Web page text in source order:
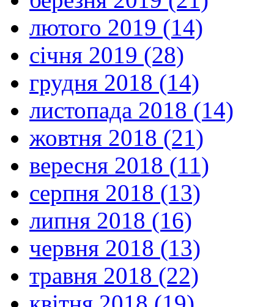
лютого 2019 (14)
січня 2019 (28)
грудня 2018 (14)
листопада 2018 (14)
жовтня 2018 (21)
вересня 2018 (11)
серпня 2018 (13)
липня 2018 (16)
червня 2018 (13)
травня 2018 (22)